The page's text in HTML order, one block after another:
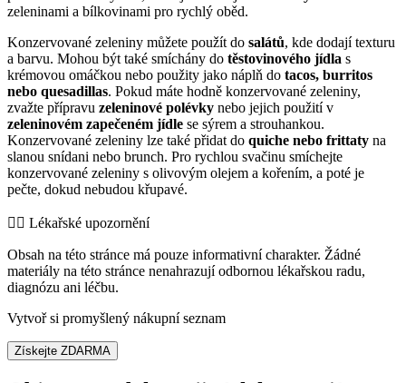
zeleninami a bílkovinami pro rychlý oběd.
Konzervované zeleniny můžete použít do salátů, kde dodají texturu
a barvu. Mohou být také smíchány do těstovinového jídla s
krémovou omáčkou nebo použity jako náplň do tacos, burritos
nebo quesadillas. Pokud máte hodně konzervované zeleniny,
zvažte přípravu zeleninové polévky nebo jejich použití v
zeleninovém zapečeném jídle se sýrem a strouhankou.
Konzervované zeleniny lze také přidat do quiche nebo frittaty na
slanou snídani nebo brunch. Pro rychlou svačinu smíchejte
konzervované zeleniny s olivovým olejem a kořením, a poté je
pečte, dokud nebudou křupavé.
👨‍⚕️️ Lékařské upozornění
Obsah na této stránce má pouze informativní charakter. Žádné
materiály na této stránce nenahrazují odbornou lékařskou radu,
diagnózu ani léčbu.
Vytvoř si promyšlený nákupní seznam
Získejte ZDARMA